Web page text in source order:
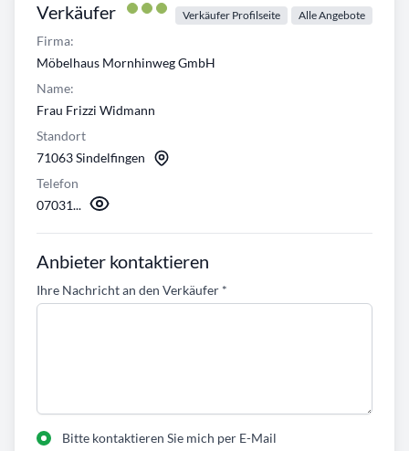
Verkäufer Verkäufer Profilseite Alle Angebote
Firma:
Möbelhaus Mornhinweg GmbH
Name:
Frau Frizzi Widmann
Standort
71063 Sindelfingen
Telefon
07031...
Anbieter kontaktieren
Ihre Nachricht an den Verkäufer *
Bitte kontaktieren Sie mich per E-Mail